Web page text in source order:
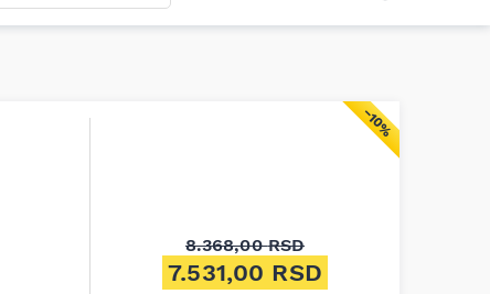
−10%
8.368,00RSD
Originalna cena je bila:
7.531,00 RSD